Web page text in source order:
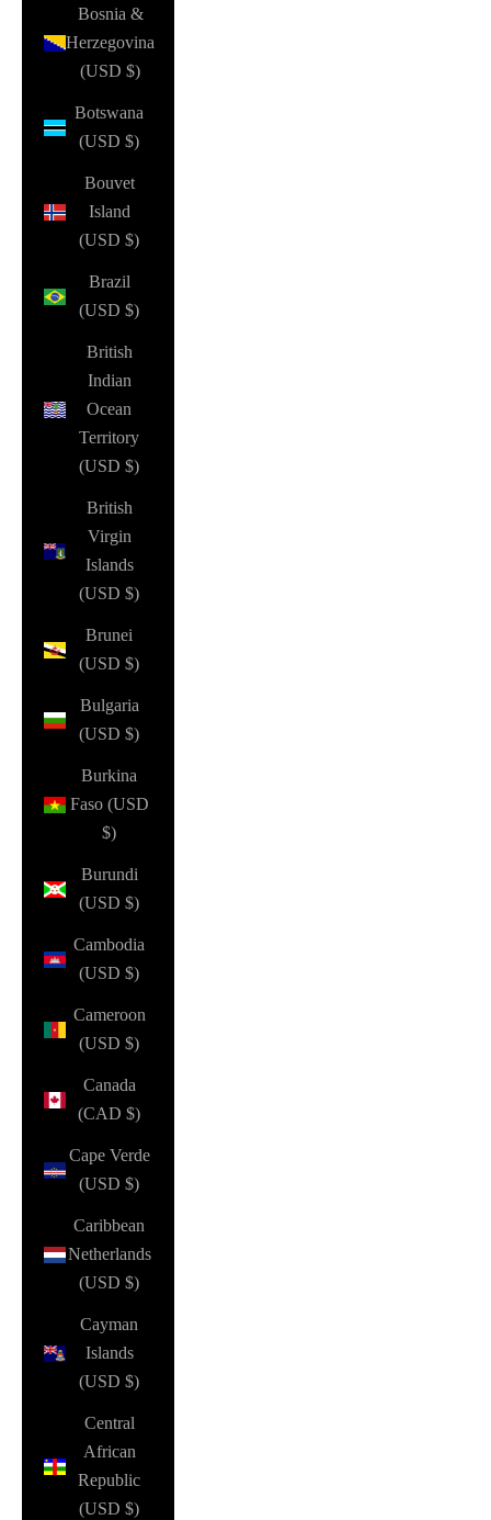
Bosnia &
Herzegovina
(USD $)
Botswana
(USD $)
Bouvet
Island
(USD $)
Brazil
(USD $)
British
Indian
Ocean
Territory
(USD $)
British
Virgin
Islands
(USD $)
Brunei
(USD $)
Bulgaria
(USD $)
Burkina
Faso (USD
$)
Burundi
(USD $)
Cambodia
(USD $)
Cameroon
(USD $)
Canada
(CAD $)
Cape Verde
(USD $)
Caribbean
Netherlands
(USD $)
Cayman
Islands
(USD $)
Central
African
Republic
(USD $)